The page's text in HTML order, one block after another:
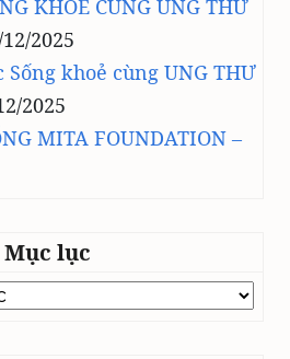
KHOẺ CÙNG UNG THƯ
2025
Sống khoẻ cùng UNG THƯ
2025
MITA FOUNDATION –
Mục lục